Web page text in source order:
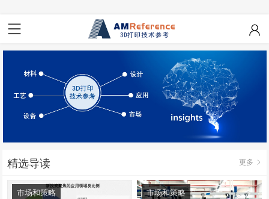
精选导读 更多
市场和策略 市场和策略